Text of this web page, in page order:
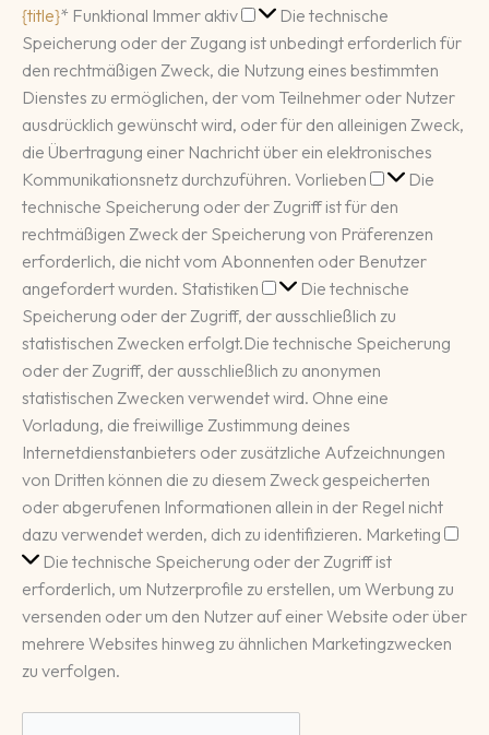
{title}* Funktional Immer aktiv Funktional
Die technische
Speicherung oder der Zugang ist unbedingt erforderlich für
den rechtmäßigen Zweck, die Nutzung eines bestimmten
Dienstes zu ermöglichen, der vom Teilnehmer oder Nutzer
ausdrücklich gewünscht wird, oder für den alleinigen Zweck,
die Übertragung einer Nachricht über ein elektronisches
Kommunikationsnetz durchzuführen. Vorlieben Vorlieben
Die
technische Speicherung oder der Zugriff ist für den
rechtmäßigen Zweck der Speicherung von Präferenzen
erforderlich, die nicht vom Abonnenten oder Benutzer
angefordert wurden. Statistiken Statistiken
Die technische
Speicherung oder der Zugriff, der ausschließlich zu
statistischen Zwecken erfolgt.Die technische Speicherung
oder der Zugriff, der ausschließlich zu anonymen
statistischen Zwecken verwendet wird. Ohne eine
Vorladung, die freiwillige Zustimmung deines
Internetdienstanbieters oder zusätzliche Aufzeichnungen
von Dritten können die zu diesem Zweck gespeicherten
oder abgerufenen Informationen allein in der Regel nicht
dazu verwendet werden, dich zu identifizieren. Marketing
Die technische Speicherung oder der Zugriff ist
erforderlich, um Nutzerprofile zu erstellen, um Werbung zu
versenden oder um den Nutzer auf einer Website oder über
mehrere Websites hinweg zu ähnlichen Marketingzwecken
zu verfolgen.